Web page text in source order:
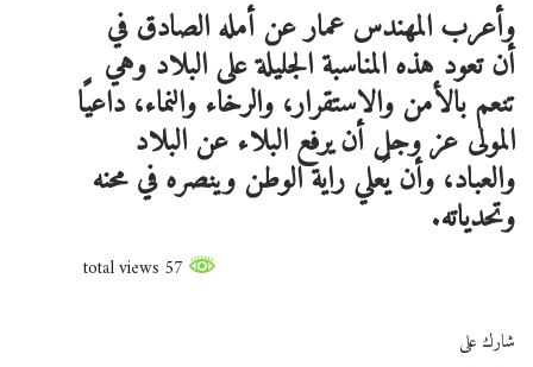
وأعرب المهندس عمار عن أمله الصادق في
أن تعود هذه المناسبة الجليلة على البلاد وهي
تنعم بالأمن والاستقرار، والرخاء والنماء، داعيًا
المولى عز وجل أن يرفع البلاء عن البلاد
والعباد، وأن يُعلي راية الوطن وينصره في محنه
وتحدياته.
شارك على